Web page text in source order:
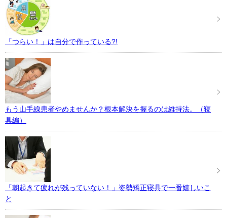
「つらい！」は自分で作っている?!
もう山手線患者やめませんか？根本解決を握るのは維持法。（寝
具編）
「朝起きて疲れが残っていない！」姿勢矯正寝具で一番嬉しいこ
と